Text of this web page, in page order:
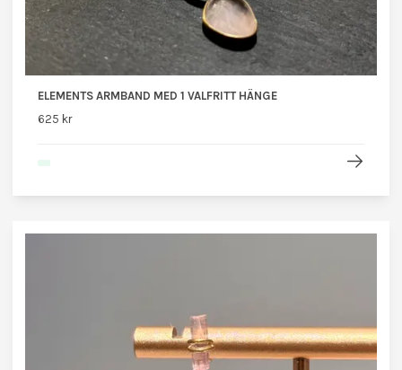
ELEMENTS ARMBAND MED 1 VALFRITT HÄNGE
625 kr